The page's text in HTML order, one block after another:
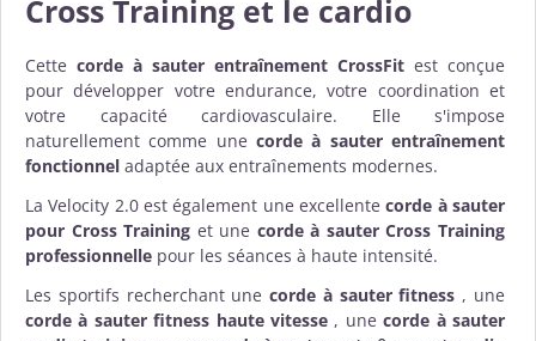
Cross Training et le cardio
Cette corde à sauter entraînement CrossFit est conçue
pour développer votre endurance, votre coordination et
votre capacité cardiovasculaire. Elle s'impose
naturellement comme une corde à sauter entraînement
fonctionnel adaptée aux entraînements modernes.
La Velocity 2.0 est également une excellentecorde à sauter
pour Cross Training et une corde à sauter Cross Training
professionnelle pour les séances à haute intensité.
Les sportifs recherchant unecorde à sauter fitness , une
corde à sauter fitness haute vitesse , unecorde à sauter